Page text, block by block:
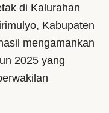
di Kalurahan
Kabupaten
mengamankan
2025 yang